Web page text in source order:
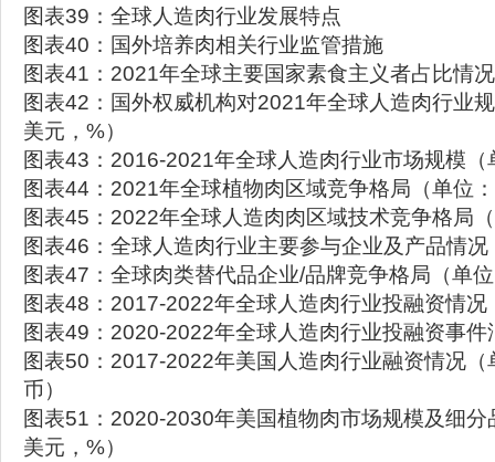
图表39：全球人造肉行业发展特点
图表40：国外培养肉相关行业监管措施
图表41：2021年全球主要国家素食主义者占比情
图表42：国外权威机构对2021年全球人造肉行业
美元，%）
图表43：2016-2021年全球人造肉行业市场规模（
图表44：2021年全球植物肉区域竞争格局（单位
图表45：2022年全球人造肉肉区域技术竞争格局
图表46：全球人造肉行业主要参与企业及产品情况
图表47：全球肉类替代品企业/品牌竞争格局（单
图表48：2017-2022年全球人造肉行业投融资情
图表49：2020-2022年全球人造肉行业投融资事件
图表50：2017-2022年美国人造肉行业融资情况
币）
图表51：2020-2030年美国植物肉市场规模及细
美元，%）